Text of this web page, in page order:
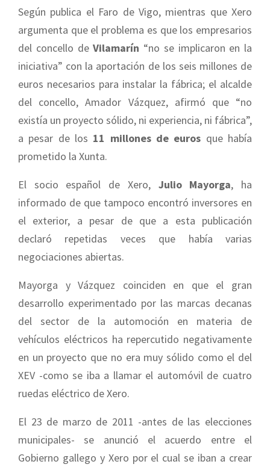
Según publica el Faro de Vigo, mientras que Xero
argumenta que el problema es que los empresarios
del concello deVilamarín “no se implicaron en la
iniciativa” con la aportación de los seis millones de
euros necesarios para instalar la fábrica; el alcalde
del concello, Amador Vázquez, afirmó que “no
existía un proyecto sólido, ni experiencia, ni fábrica”,
a pesar de los 11 millones de euros que había
prometido la Xunta.
El socio español de Xero, Julio Mayorga, ha
informado de que tampoco encontró inversores en
el exterior, a pesar de que a esta publicación
declaró repetidas veces que había varias
negociaciones abiertas.
Mayorga y Vázquez coinciden en que el gran
desarrollo experimentado por las marcas decanas
del sector de la automoción en materia de
vehículos eléctricos ha repercutido negativamente
en un proyecto que no era muy sólido como el del
XEV -como se iba a llamar el automóvil de cuatro
ruedas eléctrico de Xero.
El 23 de marzo de 2011 -antes de las elecciones
municipales- se anunció el acuerdo entre el
Gobierno gallego y Xero por el cual se iban a crear